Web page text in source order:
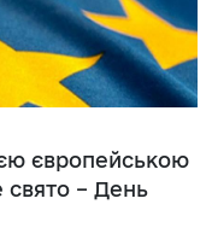
європейською
свято – День